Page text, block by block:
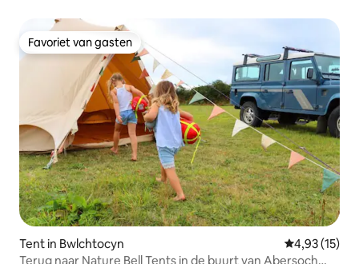
Favoriet van gasten
Favoriet van gasten
Tent in Bwlchtocyn Gemiddelde
4,93 (15)
Terug naar Nature Bell Tents in de buurt van Abersoch